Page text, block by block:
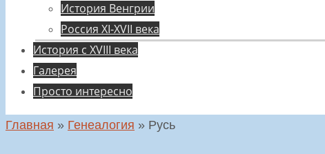
История Венгрии
Россия XI-XVII века
История с XVIII века
Галерея
Просто интересно
Главная » Генеалогия » Русь